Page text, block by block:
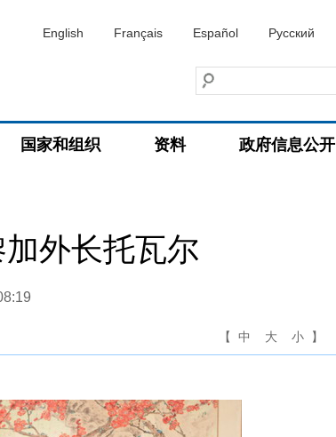
English Français Español Русский
国家和组织 资料 政府信息公开
外长托瓦尔
【 中 大 小 】